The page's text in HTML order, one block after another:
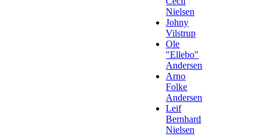
Nielsen
Johny
Vilstrup
Ole
"Ellebo"
Andersen
Arno
Folke
Andersen
Leif
Bernhard
Nielsen